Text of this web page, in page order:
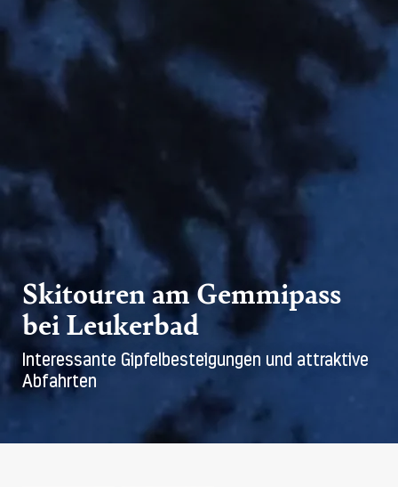
Skitouren am Gemmipass
bei Leukerbad
Interessante Gipfelbesteigungen und attraktive
Abfahrten